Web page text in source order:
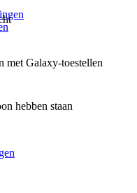
met Galaxy-toestellen
hebben staan